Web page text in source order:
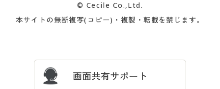
プレゼント＆キャンペーン サイトマップ
ついて
忘れの場合
© Cecile Co.,Ltd.
本サイトの無断複写(コピー)・複製・転載を禁じます。
画面共有サポート